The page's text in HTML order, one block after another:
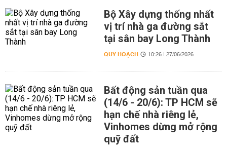
Bộ Xây dựng thống nhất
vị trí nhà ga đường sắt
tại sân bay Long Thành
QUY HOẠCH 10:26 | 27/06/2026
Bất động sản tuần qua
(14/6 - 20/6): TP HCM sẽ
hạn chế nhà riêng lẻ,
Vinhomes dừng mở rộng
quỹ đất